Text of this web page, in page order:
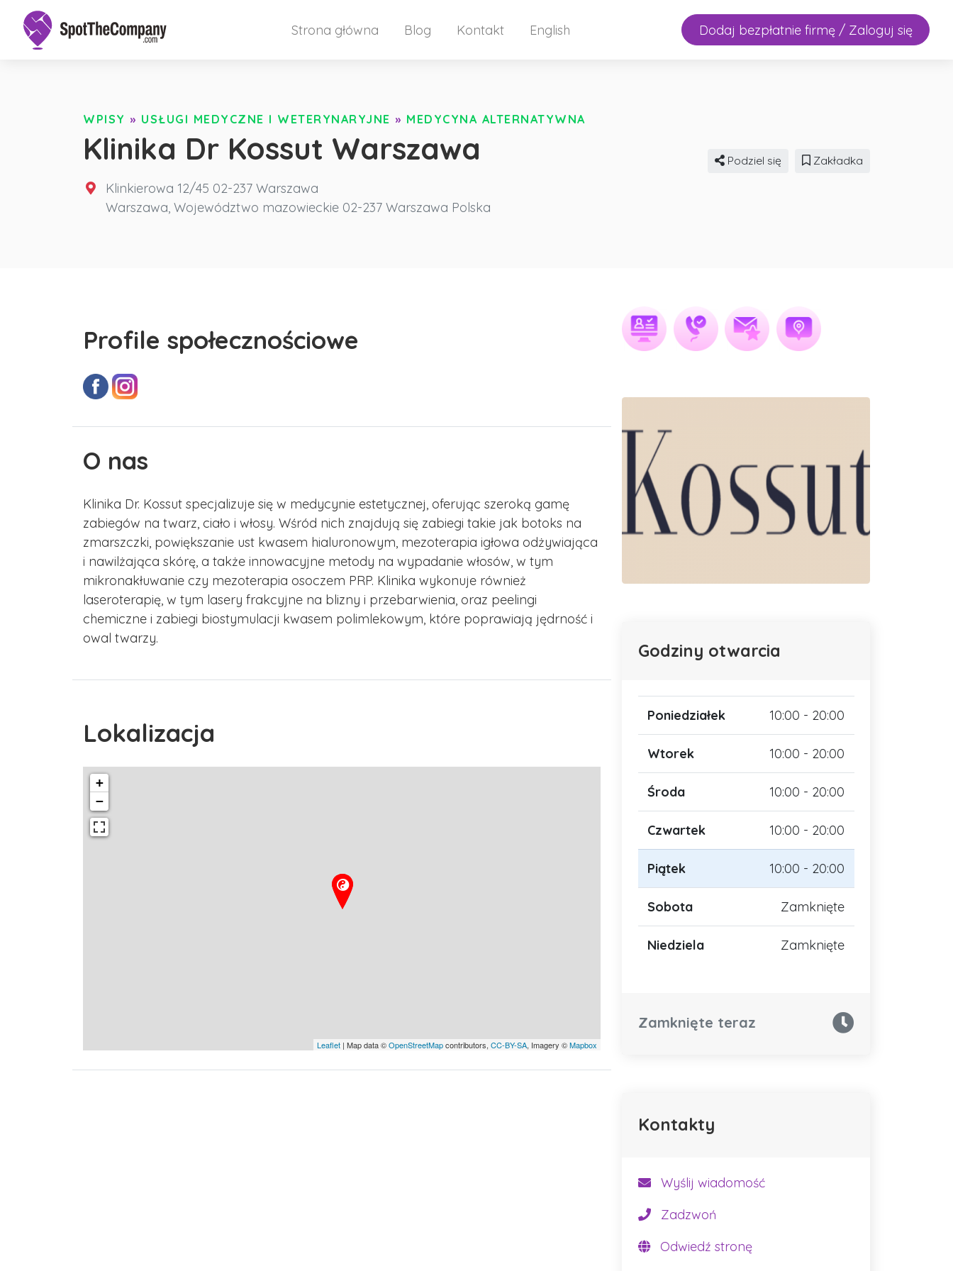
Strona główna Blog Kontakt English Dodaj bezpłatnie firmę / Zaloguj się
WPISY » USŁUGI MEDYCZNE I WETERYNARYJNE » MEDYCYNA ALTERNATYWNA
Klinika Dr Kossut Warszawa
Klinkierowa 12/45 02-237 Warszawa
Warszawa, Województwo mazowieckie 02-237 Warszawa Polska
Podziel się Zakładka
Profile społecznościowe
O nas
Klinika Dr. Kossut specjalizuje się w medycynie estetycznej, oferując szeroką gamę
zabiegów na twarz, ciało i włosy. Wśród nich znajdują się zabiegi takie jak botoks na
zmarszczki, powiększanie ust kwasem hialuronowym, mezoterapia igłowa odżywiająca
i nawilżająca skórę, a także innowacyjne metody na wypadanie włosów, w tym
mikronakłuwanie czy mezoterapia osoczem PRP. Klinika wykonuje również
laseroterapię, w tym lasery frakcyjne na blizny i przebarwienia, oraz peelingi
chemiczne i zabiegi biostymulacji kwasem polimlekowym, które poprawiają jędrność i
owal twarzy.
Lokalizacja
+
−
Leaflet | Map data ©OpenStreetMapcontributors, CC-BY-SA, Imagery ©Mapbox
Godziny otwarcia
Poniedziałek 10:00 - 20:00
Wtorek 10:00 - 20:00
Środa 10:00 - 20:00
Czwartek 10:00 - 20:00
Piątek 10:00 - 20:00
Sobota Zamknięte
Niedziela Zamknięte
Zamknięte teraz
Kontakty
Wyślij wiadomość
Zadzwoń
Odwiedź stronę